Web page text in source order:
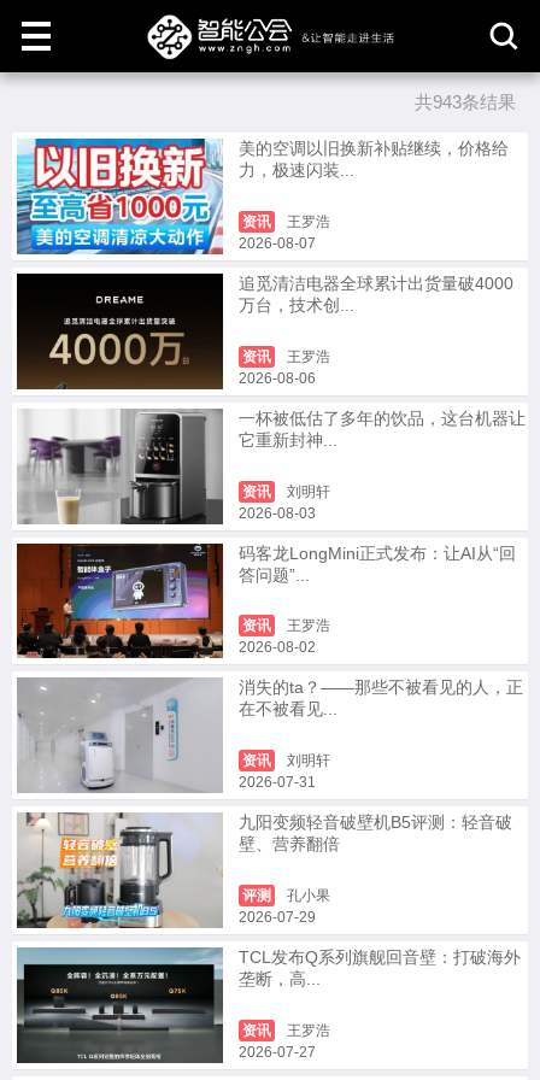
共943条结果
美的空调以旧换新补贴继续，价格给
力，极速闪装...
资讯
王罗浩
2026-08-07
追觅清洁电器全球累计出货量破4000
万台，技术创...
资讯
王罗浩
2026-08-06
一杯被低估了多年的饮品，这台机器让
它重新封神...
资讯
刘明轩
2026-08-03
码客龙LongMini正式发布：让AI从“回
答问题”...
资讯
王罗浩
2026-08-02
消失的ta？——那些不被看见的人，正
在不被看见...
资讯
刘明轩
2026-07-31
九阳变频轻音破壁机B5评测：轻音破
壁、营养翻倍
评测
孔小果
2026-07-29
TCL发布Q系列旗舰回音壁：打破海外
垄断，高...
资讯
王罗浩
2026-07-27